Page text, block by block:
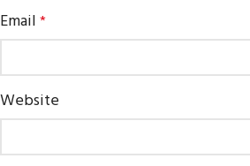
Email*
Website